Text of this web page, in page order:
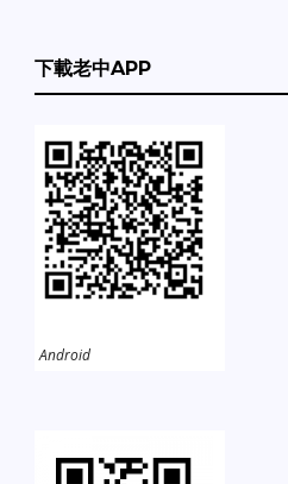
下載老中APP
Android